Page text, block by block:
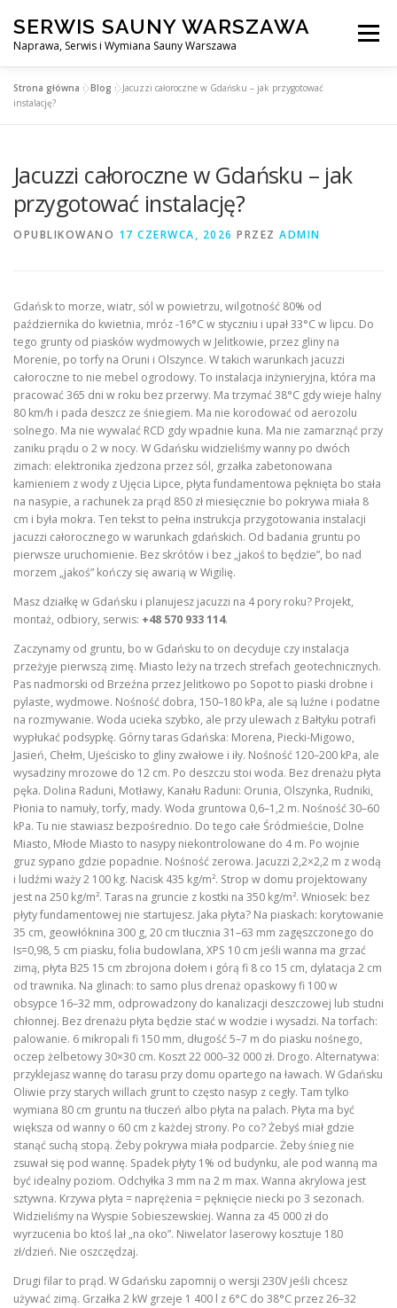
treści
SERWIS SAUNY WARSZAWA
Naprawa, Serwis i Wymiana Sauny Warszawa
Menu
SERWIS DO SAUNY WARSZAWA
Strona główna »Blog »Jacuzzi całoroczne w Gdańsku – jak przygotować
instalację?
Jacuzzi całoroczne w Gdańsku – jak
przygotować instalację?
OPUBLIKOWANO 17 CZERWCA, 2026 PRZEZ ADMIN
Gdańsk to morze, wiatr, sól w powietrzu, wilgotność 80% od
października do kwietnia, mróz -16°C w styczniu i upał 33°C w lipcu. Do
tego grunty od piasków wydmowych w Jelitkowie, przez gliny na
Morenie, po torfy na Oruni i Olszynce. W takich warunkach jacuzzi
całoroczne to nie mebel ogrodowy. To instalacja inżynieryjna, która ma
pracować 365 dni w roku bez przerwy. Ma trzymać 38°C gdy wieje halny
80 km/h i pada deszcz ze śniegiem. Ma nie korodować od aerozolu
solnego. Ma nie wywalać RCD gdy wpadnie kuna. Ma nie zamarznąć przy
zaniku prądu o 2 w nocy. W Gdańsku widzieliśmy wanny po dwóch
zimach: elektronika zjedzona przez sól, grzałka zabetonowana
kamieniem z wody z Ujęcia Lipce, płyta fundamentowa pęknięta bo stała
na nasypie, a rachunek za prąd 850 zł miesięcznie bo pokrywa miała 8
cm i była mokra. Ten tekst to pełna instrukcja przygotowania instalacji
jacuzzi całorocznego w warunkach gdańskich. Od badania gruntu po
pierwsze uruchomienie. Bez skrótów i bez „jakoś to będzie”, bo nad
morzem „jakoś” kończy się awarią w Wigilię.
Masz działkę w Gdańsku i planujesz jacuzzi na 4 pory roku? Projekt,
montaż, odbiory, serwis: +48 570 933 114.
Zaczynamy od gruntu, bo w Gdańsku to on decyduje czy instalacja
przeżyje pierwszą zimę. Miasto leży na trzech strefach geotechnicznych.
Pas nadmorski od Brzeźna przez Jelitkowo po Sopot to piaski drobne i
pylaste, wydmowe. Nośność dobra, 150–180 kPa, ale są luźne i podatne
na rozmywanie. Woda ucieka szybko, ale przy ulewach z Bałtyku potrafi
wypłukać podsypkę. Górny taras Gdańska: Morena, Piecki-Migowo,
Jasień, Chełm, Ujeścisko to gliny zwałowe i iły. Nośność 120–200 kPa, ale
wysadziny mrozowe do 12 cm. Po deszczu stoi woda. Bez drenażu płyta
pęka. Dolina Raduni, Motławy, Kanału Raduni: Orunia, Olszynka, Rudniki,
Płonia to namuły, torfy, mady. Woda gruntowa 0,6–1,2 m. Nośność 30–60
kPa. Tu nie stawiasz bezpośrednio. Do tego całe Śródmieście, Dolne
Miasto, Młode Miasto to nasypy niekontrolowane do 4 m. Po wojnie
gruz sypano gdzie popadnie. Nośność zerowa. Jacuzzi 2,2×2,2 m z wodą
i ludźmi waży 2 100 kg. Nacisk 435 kg/m². Strop w domu projektowany
jest na 250 kg/m². Taras na gruncie z kostki na 350 kg/m². Wniosek: bez
płyty fundamentowej nie startujesz. Jaka płyta? Na piaskach: korytowanie
35 cm, geowłóknina 300 g, 20 cm tłucznia 31–63 mm zagęszczonego do
Is=0,98, 5 cm piasku, folia budowlana, XPS 10 cm jeśli wanna ma grzać
zimą, płyta B25 15 cm zbrojona dołem i górą fi 8 co 15 cm, dylatacja 2 cm
od trawnika. Na glinach: to samo plus drenaż opaskowy fi 100 w
obsypce 16–32 mm, odprowadzony do kanalizacji deszczowej lub studni
chłonnej. Bez drenażu płyta będzie stać w wodzie i wysadzi. Na torfach:
palowanie. 6 mikropali fi 150 mm, długość 5–7 m do piasku nośnego,
oczep żelbetowy 30×30 cm. Koszt 22 000–32 000 zł. Drogo. Alternatywa:
przyklejasz wannę do tarasu przy domu opartego na ławach. W Gdańsku
Oliwie przy starych willach grunt to często nasyp z cegły. Tam tylko
wymiana 80 cm gruntu na tłuczeń albo płyta na palach. Płyta ma być
większa od wanny o 60 cm z każdej strony. Po co? Żebyś miał gdzie
stanąć suchą stopą. Żeby pokrywa miała podparcie. Żeby śnieg nie
zsuwał się pod wannę. Spadek płyty 1% od budynku, ale pod wanną ma
być idealny poziom. Odchyłka 3 mm na 2 m max. Wanna akrylowa jest
sztywna. Krzywa płyta = naprężenia = pęknięcie niecki po 3 sezonach.
Widzieliśmy na Wyspie Sobieszewskiej. Wanna za 45 000 zł do
wyrzucenia bo ktoś lał „na oko”. Niwelator laserowy kosztuje 180
zł/dzień. Nie oszczędzaj.
Drugi filar to prąd. W Gdańsku zapomnij o wersji 230V jeśli chcesz
używać zimą. Grzałka 2 kW grzeje 1 400 l z 6°C do 38°C przez 26–32